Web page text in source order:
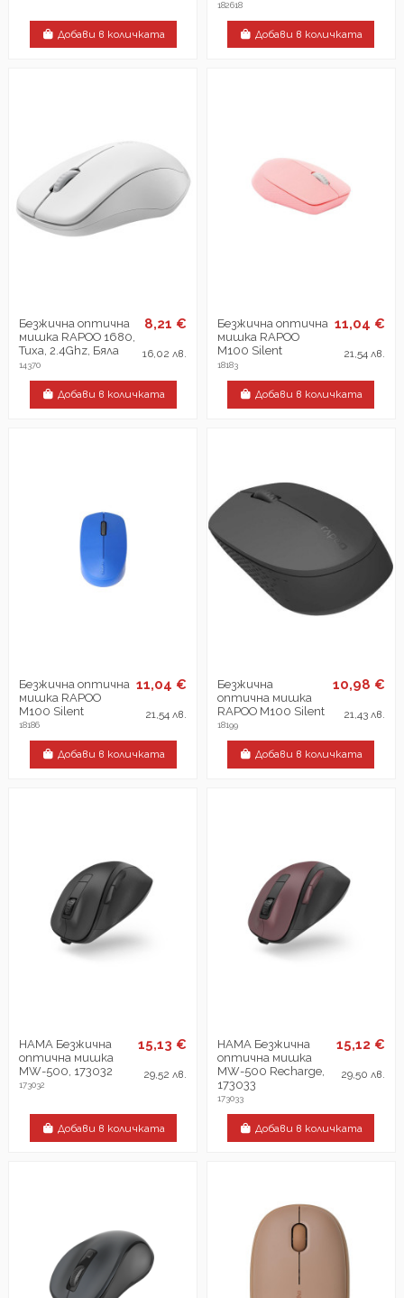
Добави в количката
182618
Добави в количката
Безжична оптична
мишка RAPOO 1680,
Тиха, 2.4Ghz, Бяла
14370
8,21 €
16,02 лв.
Добави в количката
Безжична оптична
мишка RAPOO
M100 Silent
18183
11,04 €
21,54 лв.
Добави в количката
Безжична оптична
мишка RAPOO
M100 Silent
18186
11,04 €
21,54 лв.
Добави в количката
Безжична
оптична мишка
RAPOO M100 Silent
18199
10,98 €
21,43 лв.
Добави в количката
HAMA Безжична
оптична мишка
MW-500, 173032
173032
15,13 €
29,52 лв.
Добави в количката
HAMA Безжична
оптична мишка
MW-500 Recharge,
173033
173033
15,12 €
29,50 лв.
Добави в количката